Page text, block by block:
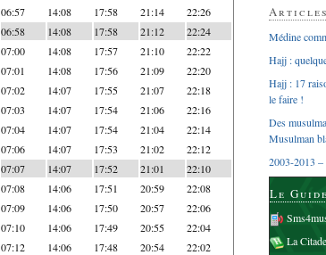
06:57 14:08 17:58 21:14 22:26
06:58 14:08 17:58 21:12 22:24
07:00 14:08 17:57 21:10 22:22
07:01 14:08 17:56 21:09 22:20
07:02 14:07 17:55 21:07 22:18
07:03 14:07 17:54 21:06 22:16
07:04 14:07 17:54 21:04 22:14
07:06 14:07 17:53 21:02 22:12
07:07 14:07 17:52 21:01 22:10
07:08 14:06 17:51 20:59 22:08
07:09 14:06 17:50 20:57 22:06
07:10 14:06 17:49 20:55 22:04
07:12 14:06 17:48 20:54 22:02
Médine
Hajj :
Hajj : 17
le faire !
Des
Musulman
2003-2013 –
Le
La